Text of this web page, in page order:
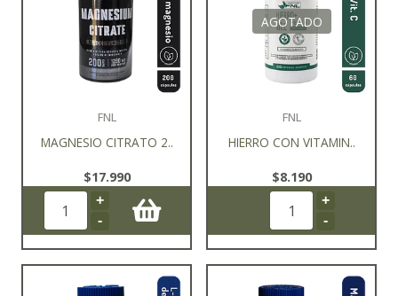
FNL
MAGNESIO CITRATO 2..
$17.990
+
-
AGOTADO
FNL
HIERRO CON VITAMIN..
$8.190
+
-